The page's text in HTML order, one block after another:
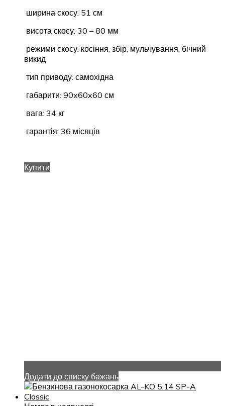
ширина скосу: 51 см
висота скосу: 30 – 80 мм
режими скосу: косіння, збір, мульчування, бічний
викид
тип приводу: самохідна
габарити: 90x60x60 см
вага: 34 кг
гарантія: 36 місяців
Купити
Додати до списку бажань